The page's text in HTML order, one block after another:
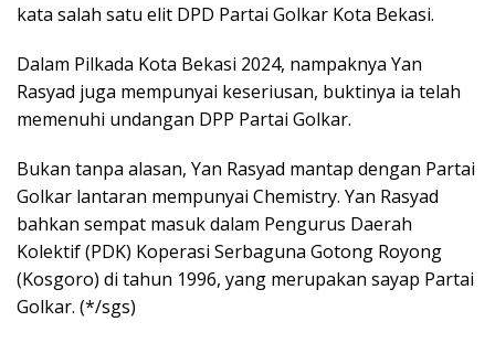
kata salah satu elit DPD Partai Golkar Kota Bekasi.
Dalam Pilkada Kota Bekasi 2024, nampaknya Yan
Rasyad juga mempunyai keseriusan, buktinya ia telah
memenuhi undangan DPP Partai Golkar.
Bukan tanpa alasan, Yan Rasyad mantap dengan Partai
Golkar lantaran mempunyai Chemistry. Yan Rasyad
bahkan sempat masuk dalam Pengurus Daerah
Kolektif (PDK) Koperasi Serbaguna Gotong Royong
(Kosgoro) di tahun 1996, yang merupakan sayap Partai
Golkar. (*/sgs)